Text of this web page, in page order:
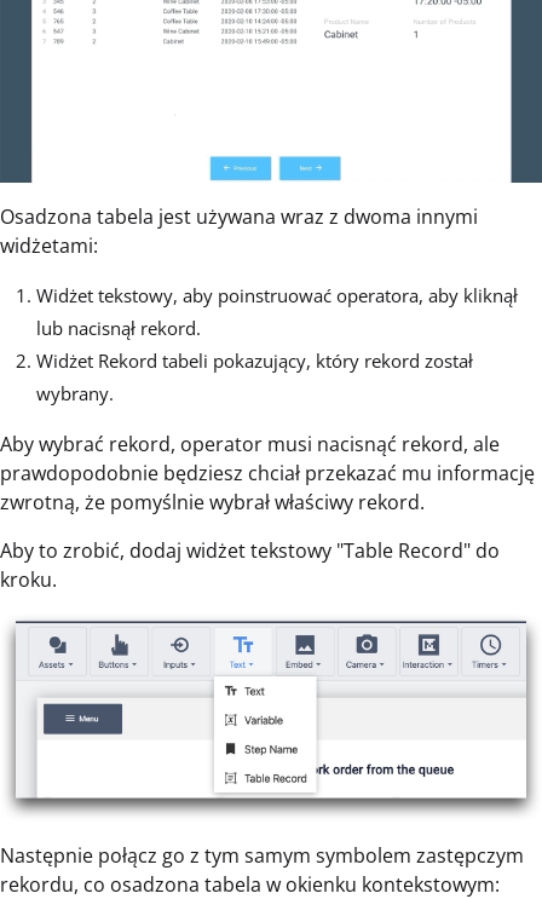
Osadzona tabela jest używana wraz z dwoma innymi
widżetami:
Widżet tekstowy, aby poinstruować operatora, aby kliknął
lub nacisnął rekord.
Widżet Rekord tabeli pokazujący, który rekord został
wybrany.
Aby wybrać rekord, operator musi nacisnąć rekord, ale
prawdopodobnie będziesz chciał przekazać mu informację
zwrotną, że pomyślnie wybrał właściwy rekord.
Aby to zrobić, dodaj widżet tekstowy "Table Record" do
kroku.
Następnie połącz go z tym samym symbolem zastępczym
rekordu, co osadzona tabela w okienku kontekstowym: